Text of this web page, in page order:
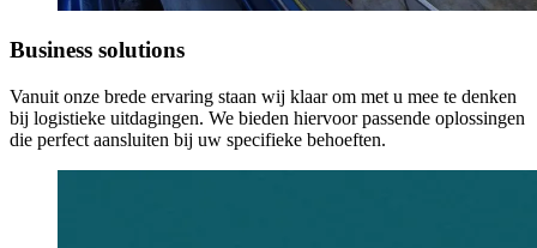
Business solutions
Vanuit onze brede ervaring staan wij klaar om met u mee te denken
bij logistieke uitdagingen. We bieden hiervoor passende oplossingen
die perfect aansluiten bij uw specifieke behoeften.